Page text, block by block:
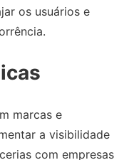
os usuários e
marcas e
a visibilidade
com empresas